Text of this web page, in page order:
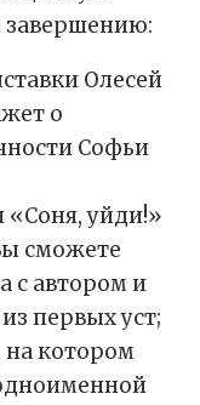
завершению:
Олесей
о
Софьи
«Соня, уйди!»
сможете
с автором и
первых уст;
на котором